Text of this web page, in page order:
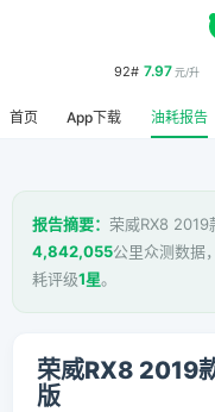
92# 7.97元/升
首页 App下载 油耗报告
报告摘要： 荣威RX8
4,842,055公里众测数据
耗评级1星。
荣威RX8 2019
版